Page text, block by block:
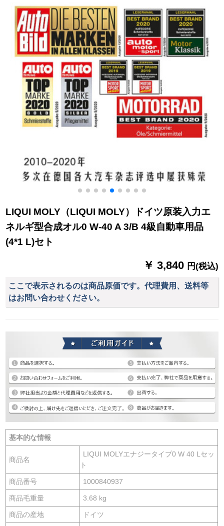
LIQUI MOLY（LIQUI MOLY）ドイツ原装入力エ
ネルギ型合成オル0 W-40 A 3/B 4級自動車用品
(4*1 L)セト
￥ 3,840 円(税込)
ここで表示されるのは商品原価です。代理費用、送料等
はお問い合わせください。
基本的な情報
商品名
LIQUI MOLYエナジータイプ0 W 40 Lセッ
ト
商品番号 1000840937
商品毛重量 3.68 kg
商品の産地 ドイツ